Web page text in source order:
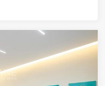
ampli i còmode per
l'accés i uns magnífics
llum natural inunda
i acollidora.
bon gust, mostrant
i acabats de luxe.
amb els sistemes d'aire